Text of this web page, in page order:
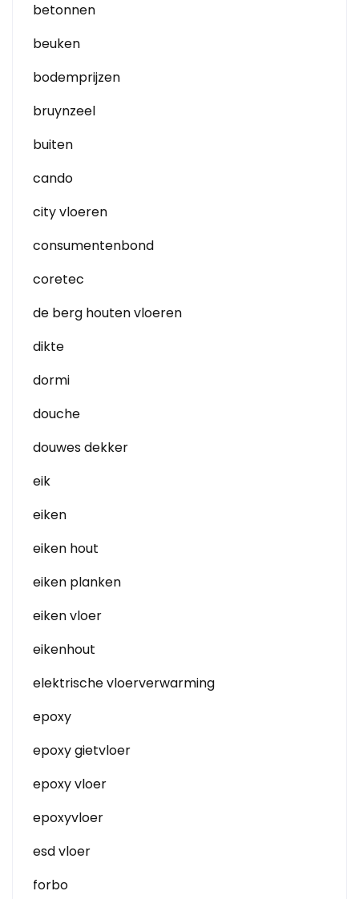
betonnen
beuken
bodemprijzen
bruynzeel
buiten
cando
city vloeren
consumentenbond
coretec
de berg houten vloeren
dikte
dormi
douche
douwes dekker
eik
eiken
eiken hout
eiken planken
eiken vloer
eikenhout
elektrische vloerverwarming
epoxy
epoxy gietvloer
epoxy vloer
epoxyvloer
esd vloer
forbo